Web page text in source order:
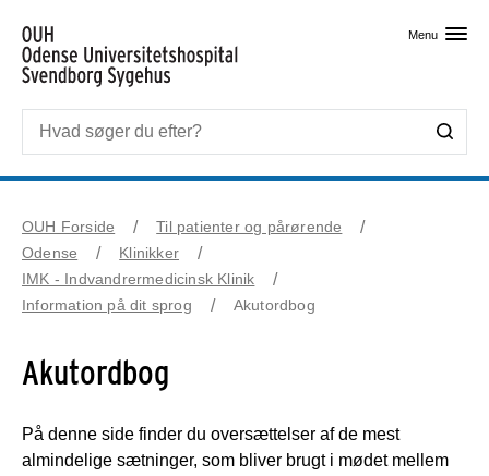
Menu
OUH Forside
Til patienter og pårørende
Odense
Klinikker
IMK - Indvandrermedicinsk Klinik
Information på dit sprog
Akutordbog
Akutordbog
På denne side finder du oversættelser af de mest
almindelige sætninger, som bliver brugt i mødet mellem